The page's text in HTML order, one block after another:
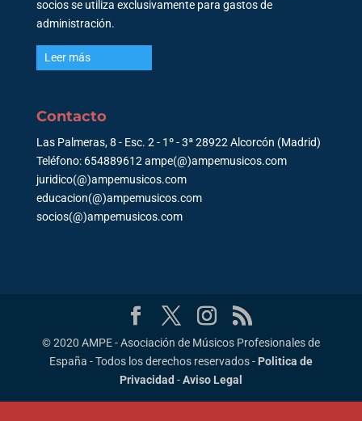
socios se utiliza exclusivamente para gastos de
administración.
Leer más
Contacto
Las Palmeras, 8 - Esc. 2 - 1º - 3ª 28922 Alcorcón (Madrid)
Teléfono: 654889612 ampe(@)ampemusicos.com
juridico(@)ampemusicos.com
educacion(@)ampemusicos.com
socios(@)ampemusicos.com
© 2020 AMPE - Asociación de Músicos Profesionales de
España - Todos los derechos reservados - Politica de
Privacidad -Aviso Legal